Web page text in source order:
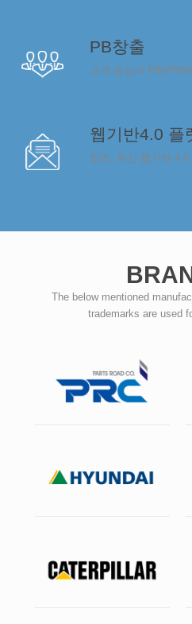
PB창출
고객 중심의
웹기반4.0 플
창조, 혁신 웹기반 4.0
The below mentioned
trademarks are used